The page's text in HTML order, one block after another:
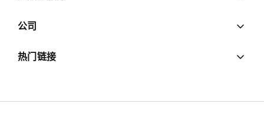
公司
热门链接